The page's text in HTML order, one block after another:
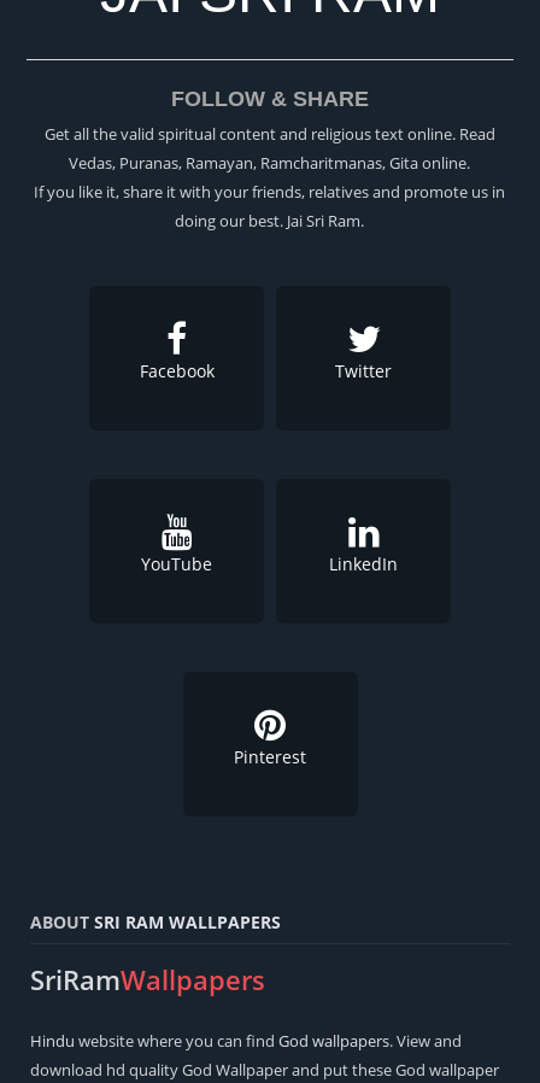
FOLLOW & SHARE
Get all the valid spiritual content and religious text online. Read
Vedas, Puranas, Ramayan, Ramcharitmanas, Gita online.
If you like it, share it with your friends, relatives and promote us in
doing our best. Jai Sri Ram.
Facebook Twitter
YouTube LinkedIn
Pinterest
ABOUT SRI RAM WALLPAPERS
SriRamWallpapers
Hindu website where you can find God wallpapers. View and
download hd quality God Wallpaper and put these God wallpaper